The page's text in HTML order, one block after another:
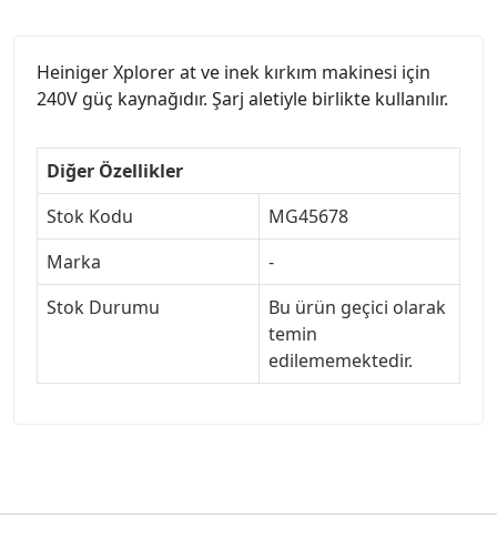
Heiniger Xplorer at ve inek kırkım makinesi için
240V güç kaynağıdır. Şarj aletiyle birlikte kullanılır.
Diğer Özellikler
Stok Kodu
MG45678
Marka
-
Stok Durumu
Bu ürün geçici olarak
temin
edilememektedir.